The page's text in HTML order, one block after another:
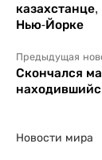
Нью-Йорке
Предыдущая
Скончался
Новости мира